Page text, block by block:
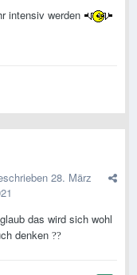
intensiv werden
28. März
das wird sich wohl
denken ??